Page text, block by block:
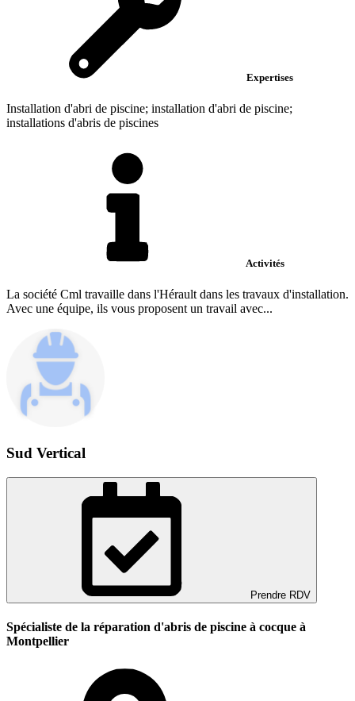
Expertises
Installation d'abri de piscine; installation d'abri de piscine;
installations d'abris de piscines
Activités
La société Cml travaille dans l'Hérault dans les travaux d'installation.
Avec une équipe, ils vous proposent un travail avec...
Sud Vertical
Prendre RDV
Spécialiste de la réparation d'abris de piscine à cocque à
Montpellier